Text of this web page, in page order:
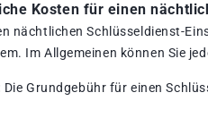
Kosten für einen
nächtlichen Schlüsseldienst-
Im Allgemeinen können Sie
Die Grundgebühr für einen